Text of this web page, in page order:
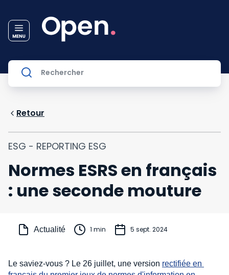
Retour
ESG - REPORTING ESG
Normes ESRS en français
: une seconde mouture
Actualité 1 min 5 sept. 2024
Le saviez-vous ? Le 26 juillet, une version rectifiée en